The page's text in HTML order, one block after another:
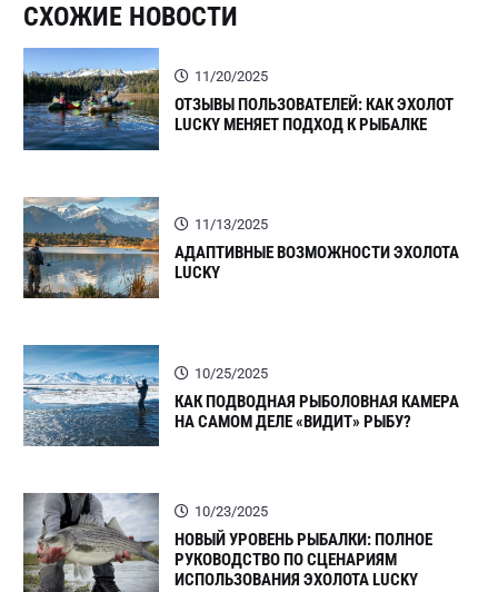
СХОЖИЕ НОВОСТИ
11/20/2025
ОТЗЫВЫ ПОЛЬЗОВАТЕЛЕЙ: КАК ЭХОЛОТ
LUCKY МЕНЯЕТ ПОДХОД К РЫБАЛКЕ
11/13/2025
АДАПТИВНЫЕ ВОЗМОЖНОСТИ ЭХОЛОТА
LUCKY
10/25/2025
КАК ПОДВОДНАЯ РЫБОЛОВНАЯ КАМЕРА
НА САМОМ ДЕЛЕ «ВИДИТ» РЫБУ?
10/23/2025
НОВЫЙ УРОВЕНЬ РЫБАЛКИ: ПОЛНОЕ
РУКОВОДСТВО ПО СЦЕНАРИЯМ
ИСПОЛЬЗОВАНИЯ ЭХОЛОТА LUCKY